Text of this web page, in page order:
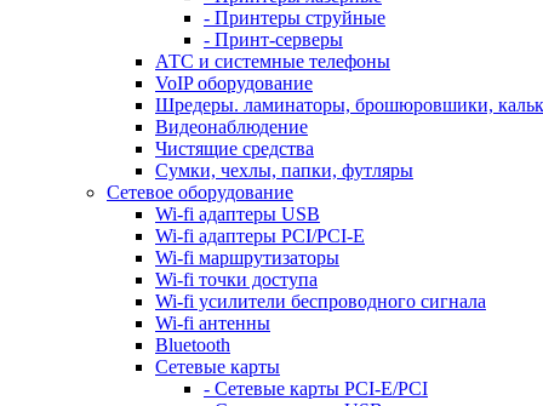
- Принтеры струйные
- Принт-серверы
АТС и системные телефоны
VoIP оборудование
Шредеры. ламинаторы, брошюровшики,
Видеонаблюдение
Чистящие средства
Сумки, чехлы, папки, футляры
Сетевое оборудование
Wi-fi адаптеры USB
Wi-fi адаптеры PCI/PCI-E
Wi-fi маршрутизаторы
Wi-fi точки доступа
Wi-fi усилители беспроводного сигнала
Wi-fi антенны
Bluetooth
Сетевые карты
- Сетевые карты PCI-E/PCI